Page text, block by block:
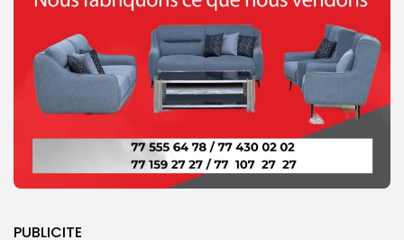
PUBLICITE